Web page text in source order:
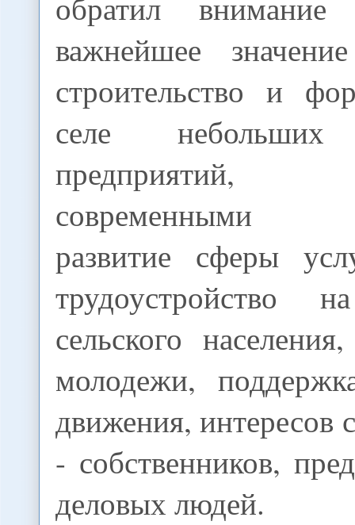
важнейшее
строительство и
селе небольших
предприятий,
современными
развитие сферы
трудоустройство
сельского
молодежи,
движения, интересов
- собственников,
деловых людей.